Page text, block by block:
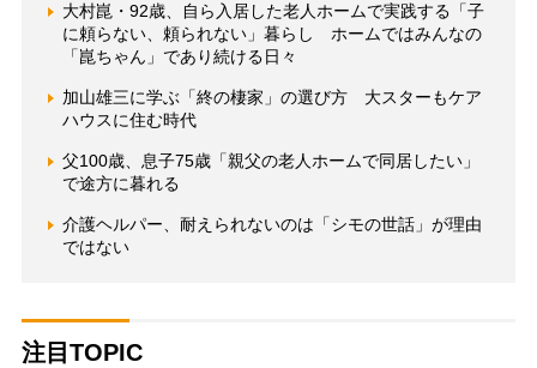
大村崑・92歳、自ら入居した老人ホームで実践する「子
に頼らない、頼られない」暮らし ホームではみんなの
「崑ちゃん」であり続ける日々
加山雄三に学ぶ「終の棲家」の選び方 大スターもケア
ハウスに住む時代
父100歳、息子75歳「親父の老人ホームで同居したい」
で途方に暮れる
介護ヘルパー、耐えられないのは「シモの世話」が理由
ではない
注目TOPIC